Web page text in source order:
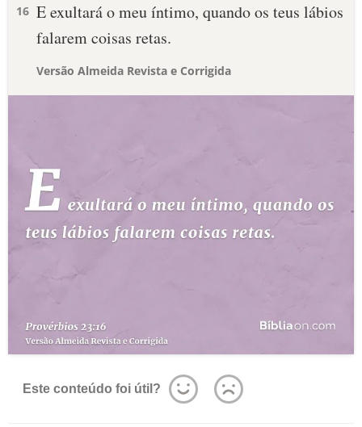
16 E exultará o meu íntimo, quando os teus lábios
falarem coisas retas.
Versão Almeida Revista e Corrigida
Este conteúdo foi útil?